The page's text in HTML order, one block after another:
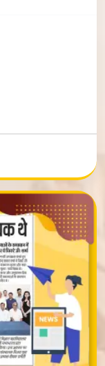
2026 NEW
पार्वती खेल अकादमी
कार्यक्रम ज्येष्ठ
9:30 बजे
खेल अकादमी में
NEW